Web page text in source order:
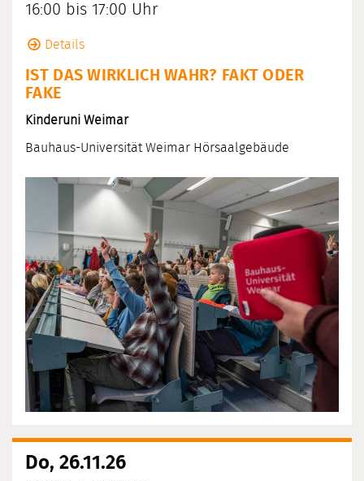
16:00 bis 17:00 Uhr
Details
IST DAS WIRKLICH WAHR? FAKT ODER
FAKE
Kinderuni Weimar
Bauhaus-Universität Weimar Hörsaalgebäude
Do, 26.11.26